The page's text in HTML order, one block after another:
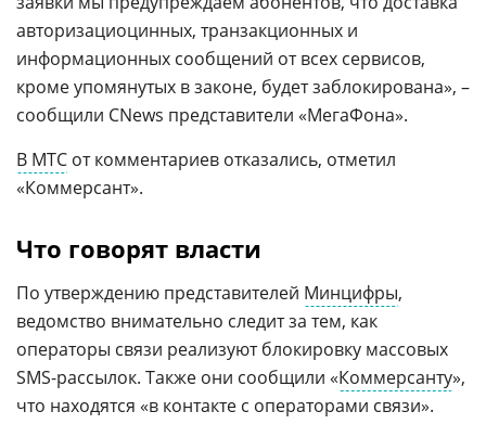
авторизациоцинных, транзакционных и
информационных сообщений от всех сервисов,
кроме упомянутых в законе, будет заблокирована», –
сообщили CNews представители «МегаФона».
В МТС от комментариев отказались, отметил
«Коммерсант».
Что говорят власти
По утверждению представителей Минцифры,
ведомство внимательно следит за тем, как
операторы связи реализуют блокировку массовых
SMS-рассылок. Также они сообщили «Коммерсанту»,
что находятся «в контакте с операторами связи».